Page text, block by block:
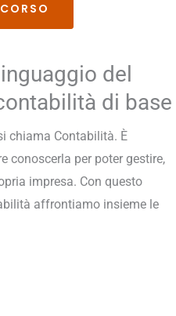
del
di base
chiama Contabilità. È
conoscerla per poter gestire,
impresa. Con questo
affrontiamo insieme le